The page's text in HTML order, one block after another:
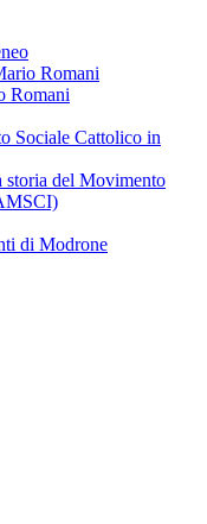
Romani
Romani
Sociale Cattolico in
del Movimento
di Modrone